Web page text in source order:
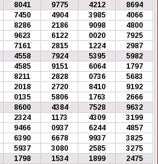
8041 9775 4212
8694
7450 4904 3985
4066
8286 2186 9098
4800
9623 6122 0020
7925
7161 2815 1224
2987
4558 7924 5395
5982
4585 9151 6064
1797
8211 2828 0736
5683
2018 2720 8410
9192
0135 5806 1763
2666
8600 4384 7528
9632
2324 1173 4309
3199
9466 0937 6244
4857
6390 6678 9937
3825
5937 3080 2585
3275
1798 1534 1899
2475